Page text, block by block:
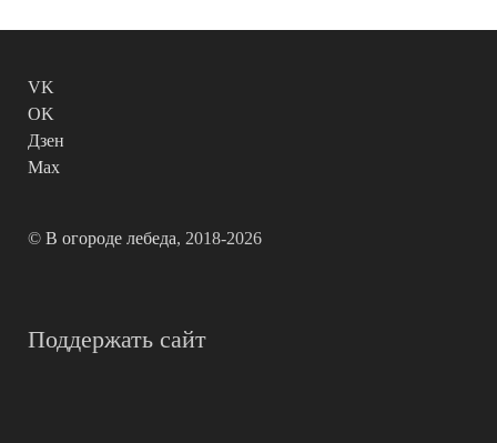
VK
OK
Дзен
Max
© В огороде лебеда, 2018-2026
Поддержать сайт